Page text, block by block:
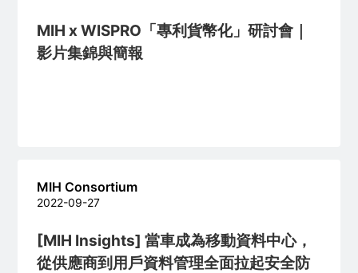
MIH x WISPRO「專利貨幣化」研討會｜
影片集錦與簡報
MIH Consortium
2022-09-27
[MIH Insights] 當車成為移動資料中心，
從供應商到用戶資料管理全面拉起安全防